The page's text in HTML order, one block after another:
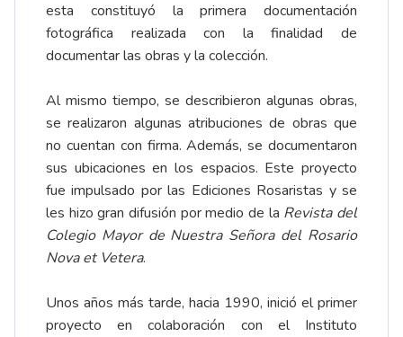
esta constituyó la primera documentación
fotográfica realizada con la finalidad de
documentar las obras y la colección.
Al mismo tiempo, se describieron algunas obras,
se realizaron algunas atribuciones de obras que
no cuentan con firma. Además, se documentaron
sus ubicaciones en los espacios. Este proyecto
fue impulsado por las Ediciones Rosaristas y se
les hizo gran difusión por medio de la Revista del
Colegio Mayor de Nuestra Señora del Rosario
Nova et Vetera.
Unos años más tarde, hacia 1990, inició el primer
proyecto en colaboración con el Instituto